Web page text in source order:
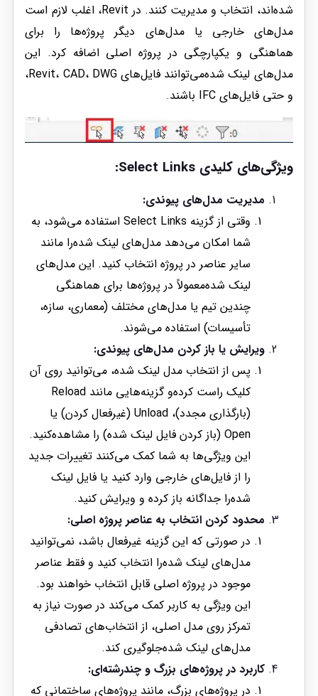
شده‌اند، انتخاب و مدیریت کنند. در Revit، اغلب لازم است
مدل‌های خارجی یا مدل‌های دیگر پروژه‌ها را برای
هماهنگی و یکپارچگی در پروژه اصلی اضافه کرد. این
مدل‌های لینک شده‌می‌توانند فایل‌های Revit، CAD، DWG،
و حتی فایل‌های IFC باشند.
ویژگی‌های کلیدی Select Links:
مدیریت مدل‌های پیوندی:
وقتی از گزینه Select Links استفاده می‌شود، به
شما امکان می‌دهد مدل‌های لینک شده‌را مانند
سایر عناصر در پروژه انتخاب کنید. این مدل‌های
لینک شده‌معمولاً در پروژه‌ها برای هماهنگی
چندین تیم یا مدل‌های مختلف (معماری، سازه،
تأسیسات) استفاده می‌شوند.
ویرایش یا باز کردن مدل‌های پیوندی:
پس از انتخاب مدل لینک شده، می‌توانید روی آن
کلیک راست کرده‌و گزینه‌هایی مانند Reload
(بارگذاری مجدد)، Unload (غیرفعال کردن) یا
Open (باز کردن فایل لینک شده) را مشاهده‌کنید.
این ویژگی‌ها به شما کمک می‌کنند تغییرات جدید
را از فایل‌های خارجی وارد کنید یا فایل لینک
شده‌را جداگانه باز کرده و ویرایش کنید.
محدود کردن انتخاب به عناصر پروژه اصلی:
در صورتی که این گزینه غیرفعال باشد، نمی‌توانید
مدل‌های لینک شده‌را انتخاب کنید و فقط عناصر
موجود در پروژه اصلی قابل انتخاب خواهند بود.
این ویژگی به کاربر کمک می‌کند در صورت نیاز به
تمرکز روی مدل اصلی، از انتخاب‌های تصادفی
مدل‌های لینک شده‌جلوگیری کند.
کاربرد در پروژه‌های بزرگ و چندرشته‌ای:
در پروژه‌های بزرگ، مانند پروژه‌های ساختمانی که